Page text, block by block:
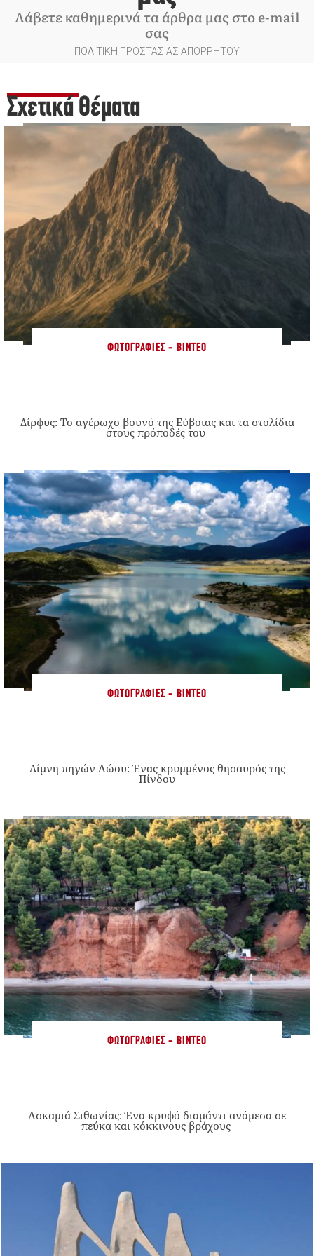
Λάβετε καθημερινά τα άρθρα μας στο e-mail
σας
ΠΟΛΙΤΙΚΗ ΠΡΟΣΤΑΣΙΑΣ ΑΠΟΡΡΗΤΟΥ
Σχετικά Θέματα
ΦΩΤΟΓΡΑΦΊΕΣ - ΒΊΝΤΕΟ
Δίρφυς: Το αγέρωχο βουνό της Εύβοιας και τα στολίδια
στους πρόποδές του
ΦΩΤΟΓΡΑΦΊΕΣ - ΒΊΝΤΕΟ
Λίμνη πηγών Αώου: Ένας κρυμμένος θησαυρός της
Πίνδου
ΦΩΤΟΓΡΑΦΊΕΣ - ΒΊΝΤΕΟ
Ασκαμιά Σιθωνίας: Ένα κρυφό διαμάντι ανάμεσα σε
πεύκα και κόκκινους βράχους